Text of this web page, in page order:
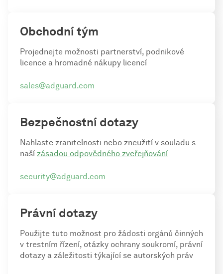
Obchodní tým
Projednejte možnosti partnerství, podnikové
licence a hromadné nákupy licencí
sales@adguard.com
Bezpečnostní dotazy
Nahlaste zranitelnosti nebo zneužití v souladu s
naší zásadou odpovědného zveřejňování
security@adguard.com
Právní dotazy
Použijte tuto možnost pro žádosti orgánů činných
v trestním řízení, otázky ochrany soukromí, právní
dotazy a záležitosti týkající se autorských práv